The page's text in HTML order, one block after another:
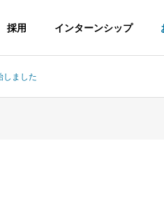
採用 インターンシップ
ました